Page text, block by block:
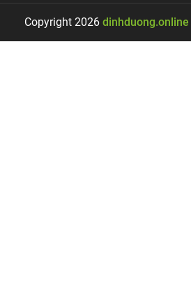
Copyright 2026 dinhduong.online